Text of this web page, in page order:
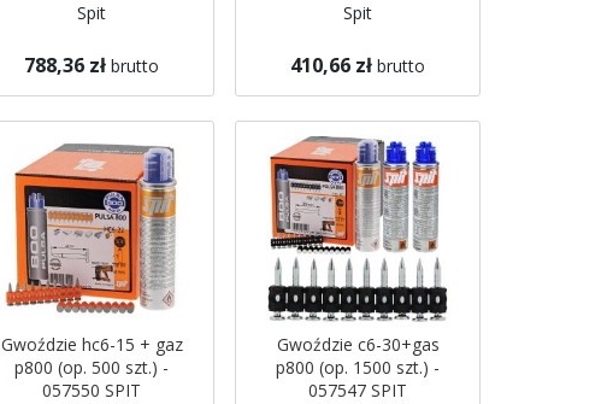
Spit
788,36 zł brutto
Spit
410,66 zł brutto
Gwoździe hc6-15 + gaz
p800 (op. 500 szt.) -
057550 SPIT
Gwoździe c6-30+gas
p800 (op. 1500 szt.) -
057547 SPIT